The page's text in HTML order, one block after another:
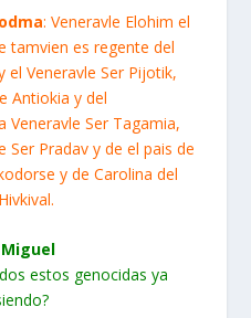
: Veneravle Elohim el
tamvien es regente del
Veneravle Ser Pijotik,
Antiokia y del
Veneravle Ser Tagamia,
Ser Pradav y de el pais de
y de Carolina del
estos genocidas ya